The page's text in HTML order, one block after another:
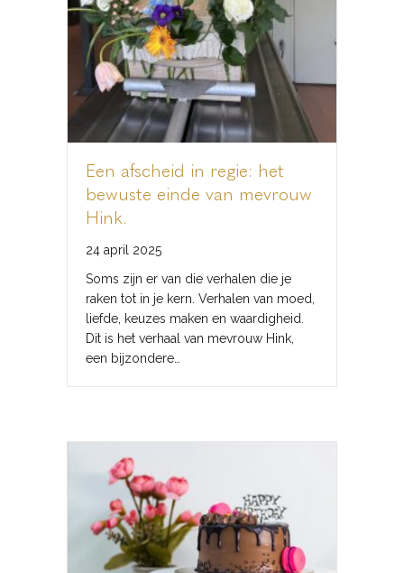
Een afscheid in regie: het
bewuste einde van mevrouw
Hink.
24 april 2025
Soms zijn er van die verhalen die je
raken tot in je kern. Verhalen van moed,
liefde, keuzes maken en waardigheid.
Dit is het verhaal van mevrouw Hink,
een bijzondere…